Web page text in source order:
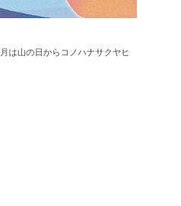
は山の日からコノハナサクヤヒ